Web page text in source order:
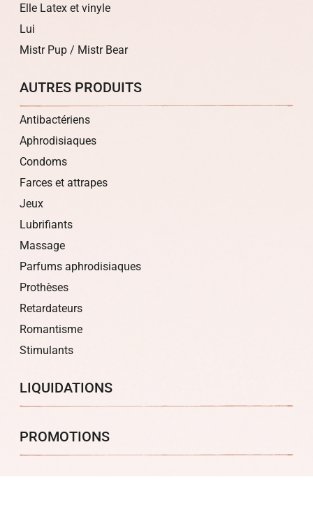
Elle Latex et vinyle
Lui
Mistr Pup / Mistr Bear
AUTRES PRODUITS
Antibactériens
Aphrodisiaques
Condoms
Farces et attrapes
Jeux
Lubrifiants
Massage
Parfums aphrodisiaques
Prothèses
Retardateurs
Romantisme
Stimulants
LIQUIDATIONS
PROMOTIONS